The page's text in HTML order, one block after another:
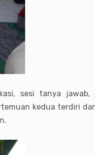
sesi tanya jawab,
kedua terdiri